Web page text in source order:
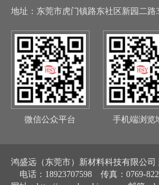
地址：东莞市虎门镇路东社区新园二路
微信公众平台 手机端浏览
鸿盛远（东莞市）新材料科技有限公司
电话：18923707598 传真：0769-